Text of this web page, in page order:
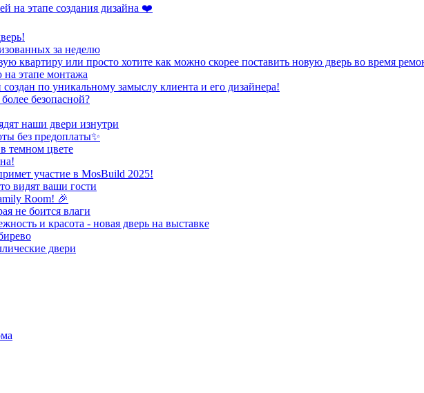
на этапе создания дизайна ❤️
за неделю
квартиру или просто хотите как можно скорее поставить новую дверь во время
этапе монтажа
по уникальному замыслу клиента и его дизайнера!
безопасной?
наши двери изнутри
без предоплаты✨
темном цвете
участие в MosBuild 2025!
видят ваши гости
Room! 🎉
не боится влаги
и красота - новая дверь на выставке
двери